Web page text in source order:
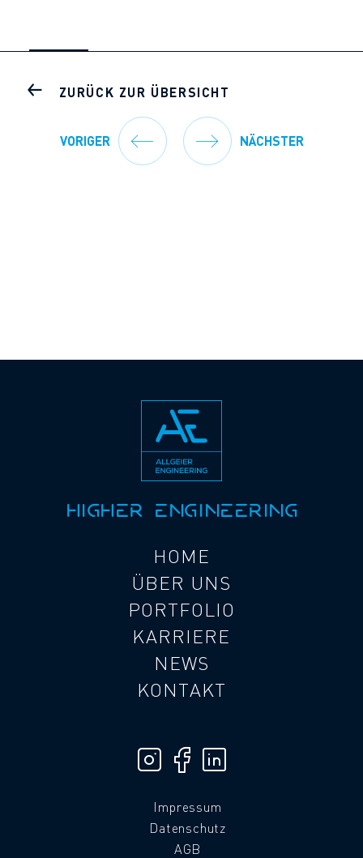
ZURÜCK ZUR ÜBERSICHT
VORIGER NÄCHSTER
HIGHER ENGINEERING
HOME
ÜBER UNS
PORTFOLIO
KARRIERE
NEWS
KONTAKT
Impressum
Datenschutz
AGB